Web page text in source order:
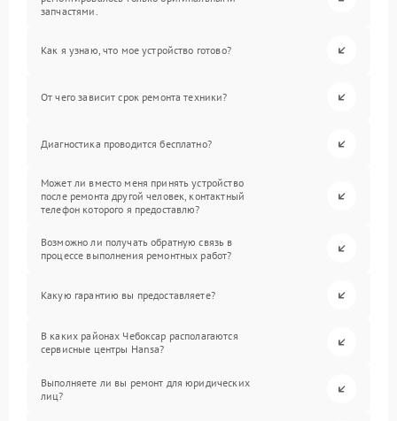
запчастями.
Как я узнаю, что мое устройство готово?
От чего зависит срок ремонта техники?
Диагностика проводится бесплатно?
Может ли вместо меня принять устройство
после ремонта другой человек, контактный
телефон которого я предоставлю?
Возможно ли получать обратную связь в
процессе выполнения ремонтных работ?
Какую гарантию вы предоставляете?
В каких районах Чебоксар располагаются
сервисные центры Hansa?
Выполняете ли вы ремонт для юридических
лиц?